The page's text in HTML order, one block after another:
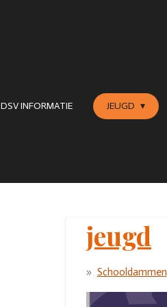
DSV INFORMATIE JEUGD
jeugd
Schooldammen